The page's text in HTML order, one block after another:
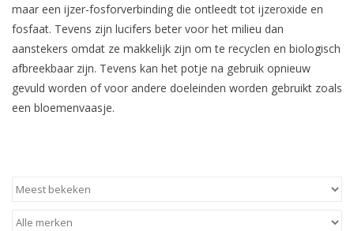
Sfeer voor Buiten
Kaarsenhouders
maar een ijzer-fosforverbinding die ontleedt tot ijzeroxide en
fosfaat. Tevens zijn lucifers beter voor het milieu dan
aanstekers omdat ze makkelijk zijn om te recyclen en biologisch
afbreekbaar zijn. Tevens kan het potje na gebruik opnieuw
gevuld worden of voor andere doeleinden worden gebruikt zoals
een bloemenvaasje.